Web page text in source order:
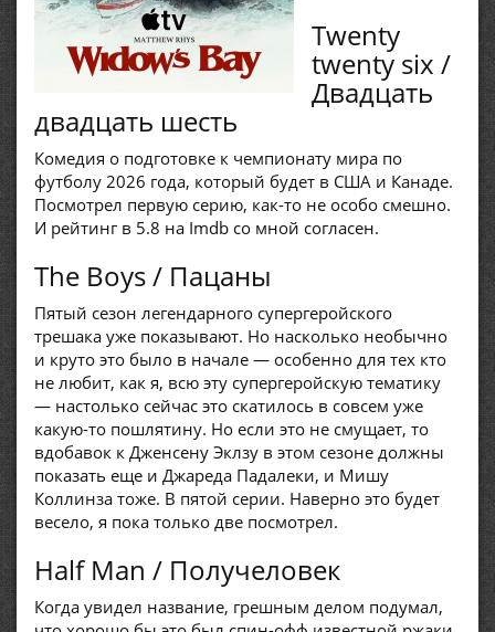
Twenty
twenty six /
Двадцать
двадцать шесть
Комедия о подготовке к чемпионату мира по
футболу 2026 года, который будет в США и Канаде.
Посмотрел первую серию, как-то не особо смешно.
И рейтинг в 5.8 на Imdb со мной согласен.
The Boys / Пацаны
Пятый сезон легендарного супергеройского
трешака уже показывают. Но насколько необычно
и круто это было в начале — особенно для тех кто
не любит, как я, всю эту супергеройскую тематику
— настолько сейчас это скатилось в совсем уже
какую-то пошлятину. Но если это не смущает, то
вдобавок к Дженсену Эклзу в этом сезоне должны
показать еще и Джареда Падалеки, и Мишу
Коллинза тоже. В пятой серии. Наверно это будет
весело, я пока только две посмотрел.
Half Man / Получеловек
Когда увидел название, грешным делом подумал,